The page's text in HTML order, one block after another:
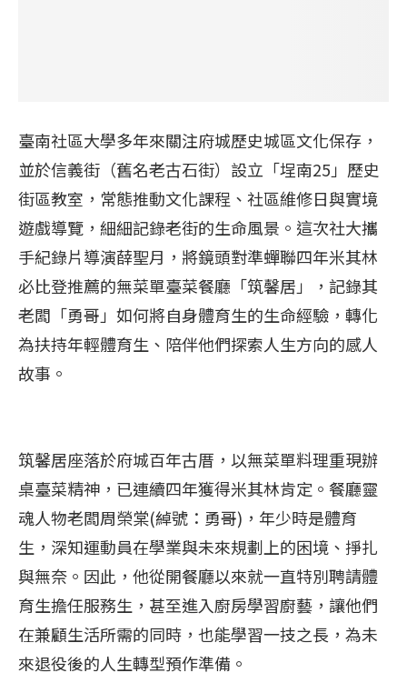
臺南社區大學多年來關注府城歷史城區文化保存，
並於信義街（舊名老古石街）設立「埕南25」歷史
街區教室，常態推動文化課程、社區維修日與實境
遊戲導覽，細細記錄老街的生命風景。這次社大攜
手紀錄片導演薛聖月，將鏡頭對準蟬聯四年米其林
必比登推薦的無菜單臺菜餐廳「筑馨居」，記錄其
老闆「勇哥」如何將自身體育生的生命經驗，轉化
為扶持年輕體育生、陪伴他們探索人生方向的感人
故事。
筑馨居座落於府城百年古厝，以無菜單料理重現辦
桌臺菜精神，已連續四年獲得米其林肯定。餐廳靈
魂人物老闆周榮棠(綽號：勇哥)，年少時是體育
生，深知運動員在學業與未來規劃上的困境、掙扎
與無奈。因此，他從開餐廳以來就一直特別聘請體
育生擔任服務生，甚至進入廚房學習廚藝，讓他們
在兼顧生活所需的同時，也能學習一技之長，為未
來退役後的人生轉型預作準備。